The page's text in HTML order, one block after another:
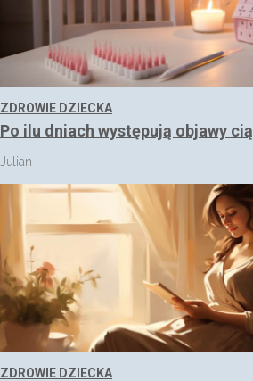
ZDROWIE DZIECKA
Po ilu dniach występują objawy
Julian
ZDROWIE DZIECKA